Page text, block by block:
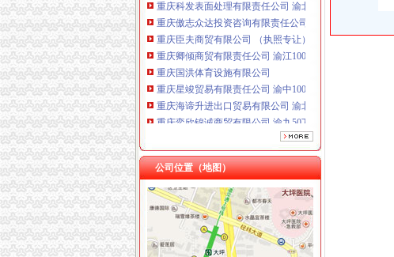
重庆傲志众达投资咨询有限责任公司 渝九1000万 （增资）
重庆臣夫商贸有限公司 （执照专让）
重庆卿倾商贸有限责任公司 渝江100万 （工商注册）
重庆国洪体育设施有限公司
重庆星竣贸易有限责任公司 渝中100万 （进出口权）
重庆海谛升进出口贸易有限公司 渝北100万 （进出口权）
重庆奕欣锦诚商贸有限公司 渝九50万 （工商注册）
重庆信同广告有限公司 渝沙50万 （工商注册）
重庆三虹房地产营销策划有限公司
公司位置（地图）
城口局全面启动“四大一重点”重庆代理记账工作